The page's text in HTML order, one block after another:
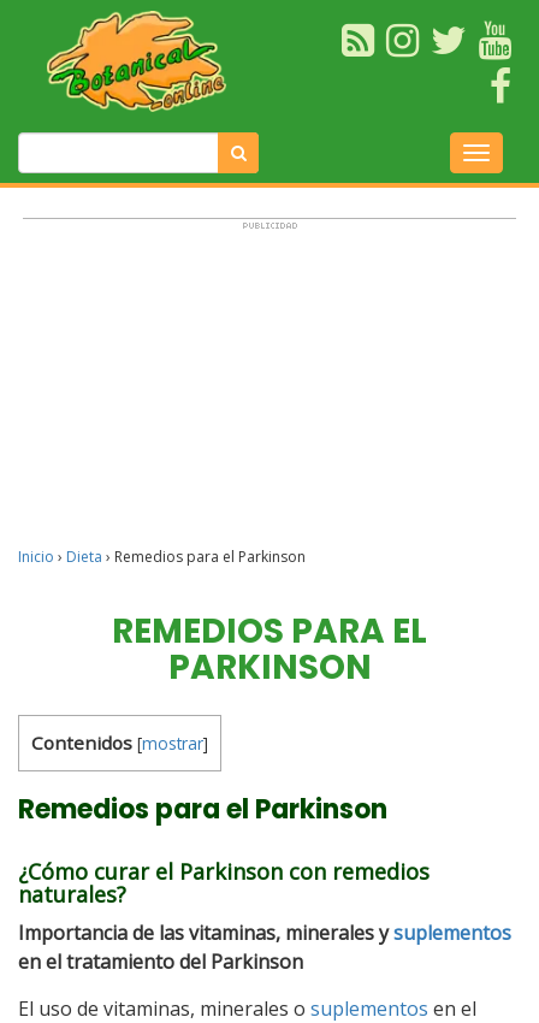
Inicio › Dieta › Remedios para el Parkinson
REMEDIOS PARA EL
PARKINSON
Contenidos [mostrar]
Remedios para el Parkinson
¿Cómo curar el Parkinson con remedios
naturales?
Importancia de las vitaminas, minerales ysuplementos
en el tratamiento del Parkinson
El uso de vitaminas, minerales o suplementos en el